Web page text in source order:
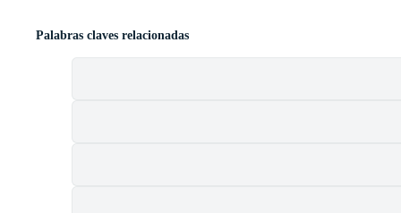
Palabras claves relacionadas